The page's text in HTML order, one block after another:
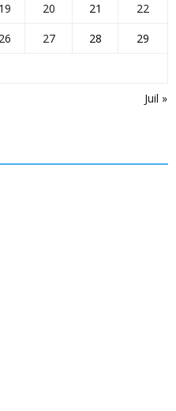
Juil »
19 20 21
22
26 27 28
29